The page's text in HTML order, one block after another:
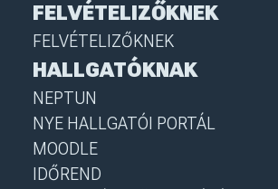
FELVÉTELIZŐKNEK
FELVÉTELIZŐKNEK
HALLGATÓKNAK
NEPTUN
NYE HALLGATÓI PORTÁL
MOODLE
IDŐREND